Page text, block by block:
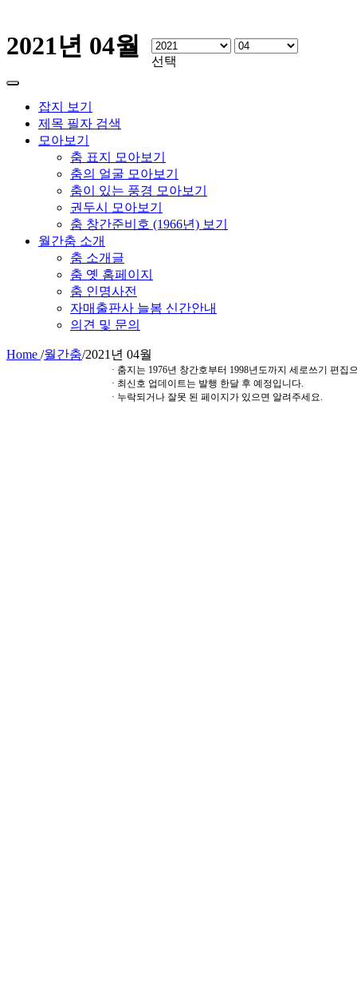
2021년 04월
선택
잡지 보기
제목 필자 검색
모아보기
춤 표지 모아보기
춤의 얼굴 모아보기
춤이 있는 풍경 모아보기
권두시 모아보기
춤 창간준비호 (1966년) 보기
월간춤 소개
춤 소개글
춤 옛 홈페이지
춤 인명사전
자매출판사 늘봄 신간안내
의견 및 문의
Home /월간춤/2021년 04월
· 춤지는 1976년 창간호부터 1998년도까지 세로쓰기 편집
· 최신호 업데이트는 발행 한달 후 예정입니다.
· 누락되거나 잘못 된 페이지가 있으면 알려주세요.